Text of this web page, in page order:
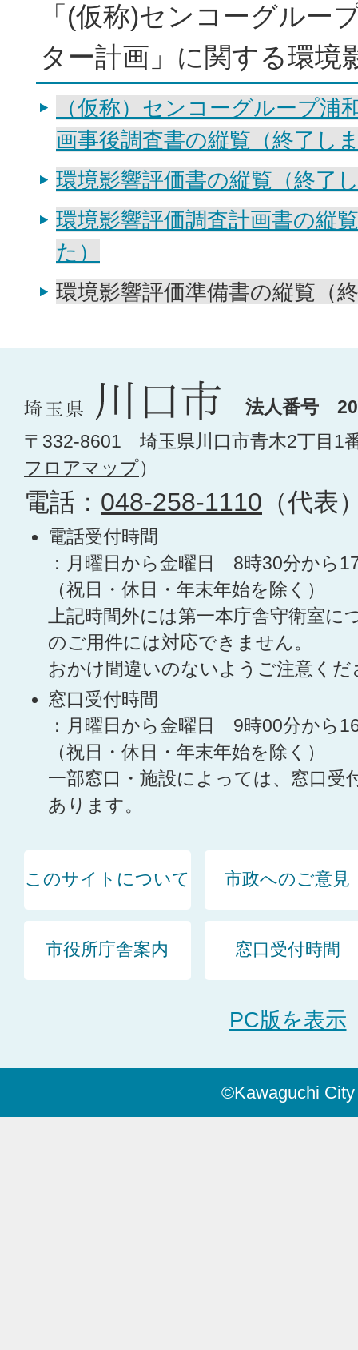
「(仮称)センコーグルー
ター計画」に関する環境
（仮称）センコーグループ浦
画事後調査書の縦覧（終了し
環境影響評価書の縦覧（終了
環境影響評価調査計画書の縦
た）
環境影響評価準備書の縦覧（
法人番号
〒332-8601 埼玉県川口市青木2丁目1
フロアマップ）
電話： 048-258-1110 （代表
電話受付時間
：月曜日から金曜日 8時30分から
（祝日・休日・年末年始を除く）
上記時間外には第一本庁舎守衛室に
のご用件には対応できません。
おかけ間違いのないようご注意くだ
窓口受付時間
：月曜日から金曜日 9時00分から
（祝日・休日・年末年始を除く）
一部窓口・施設によっては、窓口受
あります。
このサイトについて 市政へのご意見
市役所庁舎案内 窓口受付時間
PC版を表示
©Kawaguchi City